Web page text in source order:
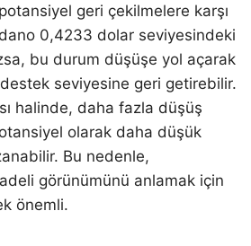
geri çekilmelere karşı
0,4233 dolar seviyesindeki
bu durum düşüşe yol açarak
seviyesine geri getirebilir.
halinde, daha fazla düşüş
olarak daha düşük
Bu nedenle,
görünümünü anlamak için
önemli.